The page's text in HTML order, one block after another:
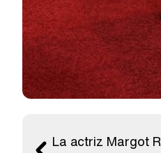
La actriz Margot